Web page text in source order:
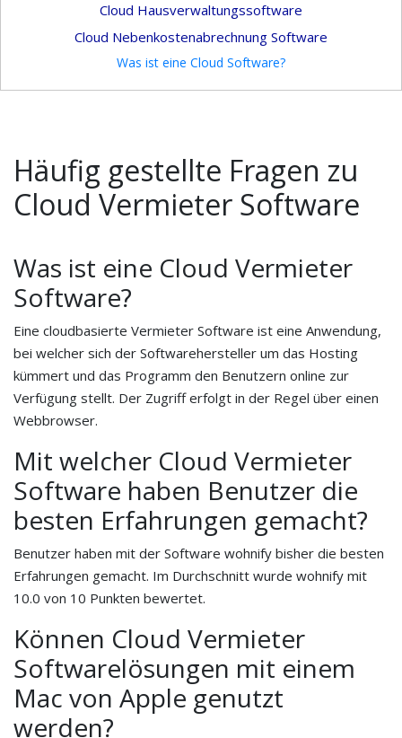
Cloud Hausverwaltungssoftware
Cloud Nebenkostenabrechnung Software
Was ist eine Cloud Software?
Häufig gestellte Fragen zu
Cloud Vermieter Software
Was ist eine Cloud Vermieter
Software?
Eine cloudbasierte Vermieter Software ist eine Anwendung,
bei welcher sich der Softwarehersteller um das Hosting
kümmert und das Programm den Benutzern online zur
Verfügung stellt. Der Zugriff erfolgt in der Regel über einen
Webbrowser.
Mit welcher Cloud Vermieter
Software haben Benutzer die
besten Erfahrungen gemacht?
Benutzer haben mit der Software wohnify bisher die besten
Erfahrungen gemacht. Im Durchschnitt wurde wohnify mit
10.0 von 10 Punkten bewertet.
Können Cloud Vermieter
Softwarelösungen mit einem
Mac von Apple genutzt
werden?